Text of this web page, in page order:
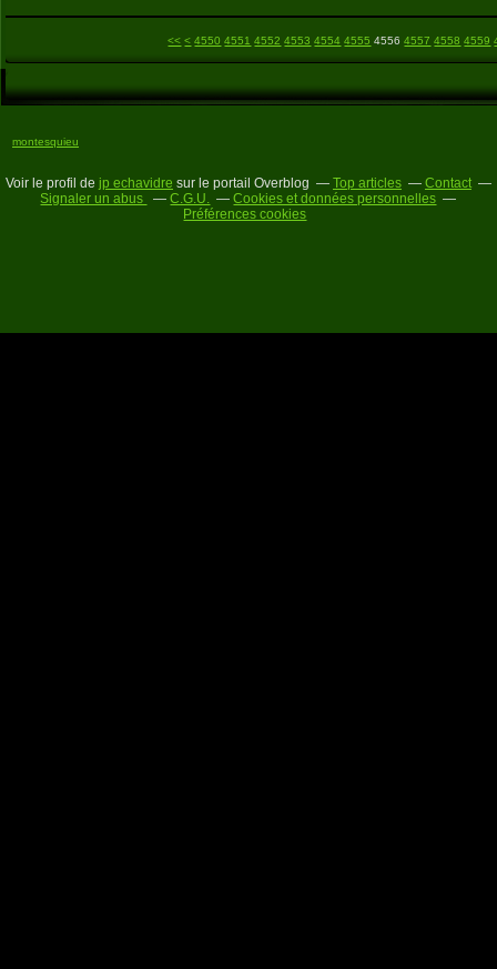
<< < 4500
4510
4520
4530
4540
4550 4551 4552 4553 4554 4555 4556 4557 4558 4559
montesquieu
Voir le profil de jp echavidre sur le portail Overblog Top articles
Contact
Signaler un abus
C.G.U.
Cookies et données personnelles
Préférences cookies